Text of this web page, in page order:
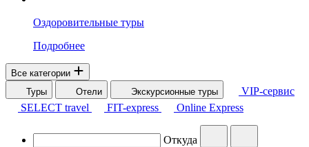
Оздоровительные туры
Подробнее
Все категории
Туры
Отели Экскурсионные туры
VIP-сервис
SELECT travel
FIT-express Online Express
Откуда